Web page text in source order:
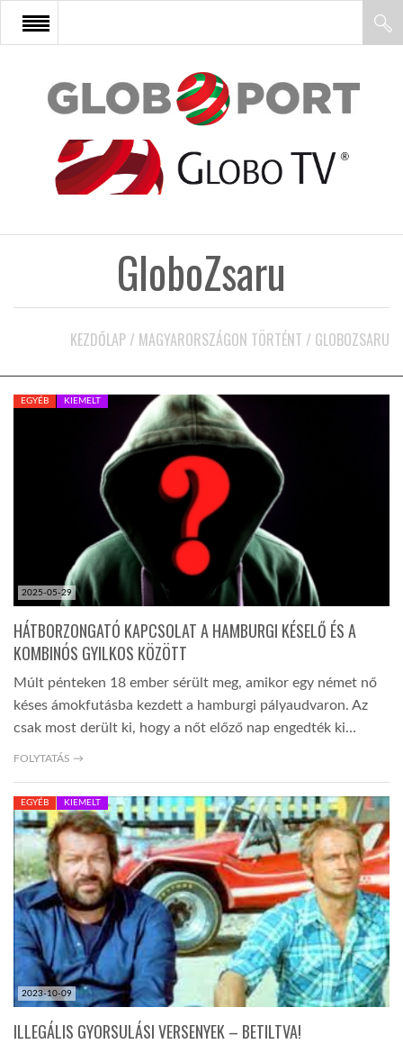
FŐOLDAL
AFRIKA
A VILÁG ITTHON
GLOBOTV BP
TROPICALMAGAZIN
GLOBOTV
AFRIKA TUDÁSTÁR
A NAP SZÉPE
GloboZsaru
KEZDŐLAP / MAGYARORSZÁGON TÖRTÉNT / GLOBOZSARU
2025-05-29
EGYÉB KIEMELT
HÁTBORZONGATÓ KAPCSOLAT A HAMBURGI KÉSELŐ ÉS A
KOMBINÓS GYILKOS KÖZÖTT
Múlt pénteken 18 ember sérült meg, amikor egy német nő
késes ámokfutásba kezdett a hamburgi pályaudvaron. Az
csak most derült ki, hogy a nőt előző nap engedték ki…
FOLYTATÁS →
2023-10-09
EGYÉB KIEMELT
ILLEGÁLIS GYORSULÁSI VERSENYEK – BETILTVA!